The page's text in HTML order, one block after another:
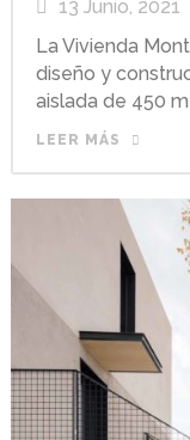
13 Junio, 2021
La Vivienda
diseño y
aislada de 450
LEER MÁS